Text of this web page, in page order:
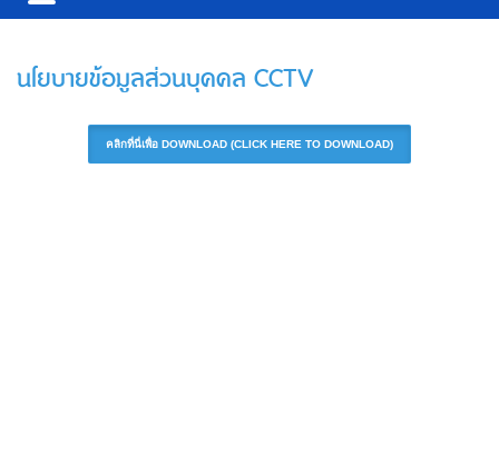
นโยบายข้อมูลส่วนบุคคล CCTV
คลิกที่นี่เพื่อ DOWNLOAD (CLICK HERE TO DOWNLOAD)